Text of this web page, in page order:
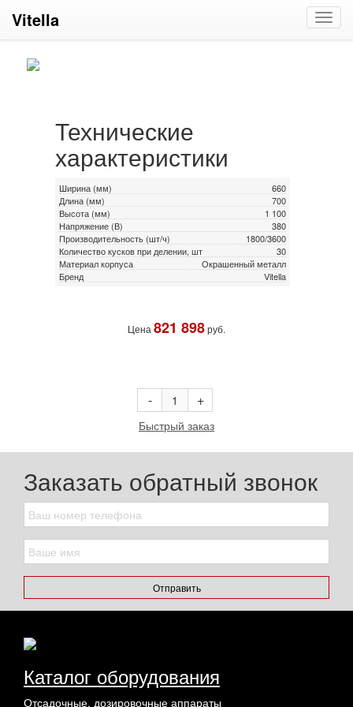
Vitella
Технические
характеристики
Ширина (мм)
660
Длина (мм)
700
Высота (мм)
1 100
Напряжение (В)
380
Производительность (шт/ч)
1800/3600
Количество кусков при делении, шт
30
Материал корпуса
Окрашенный металл
Бренд
Vitella
Цена 821 898руб.
- +
Быстрый заказ
Заказать обратный звонок
Отправить
Каталог оборудования
Отсадочные, дозировочные аппараты